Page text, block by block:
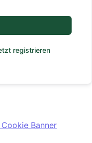
registrieren
Banner